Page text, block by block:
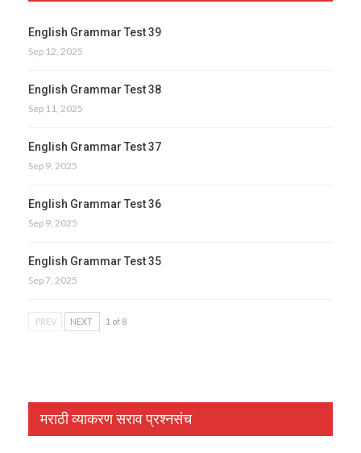
English Grammar Test 39
Sep 12, 2025
English Grammar Test 38
Sep 11, 2025
English Grammar Test 37
Sep 9, 2025
English Grammar Test 36
Sep 9, 2025
English Grammar Test 35
Sep 7, 2025
PREV NEXT 1 of 8
मराठी व्याकरण सराव प्रश्नसंच